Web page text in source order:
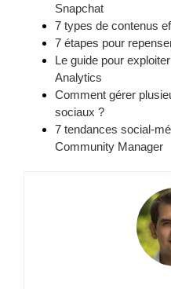
Snapchat
7 types de contenus
7 étapes pour
Le guide pour
Analytics
Comment gérer
sociaux ?
7 tendances social-
Community Manager